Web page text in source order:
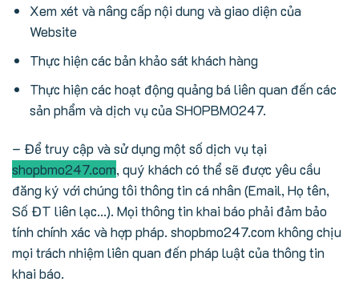
Xem xét và nâng cấp nội dung và giao diện của
Website
Thực hiện các bản khảo sát khách hàng
Thực hiện các hoạt động quảng bá liên quan đến các
sản phẩm và dịch vụ của SHOPBMO247.
– Để truy cập và sử dụng một số dịch vụ tại
shopbmo247.com, quý khách có thể sẽ được yêu cầu
đăng ký với chúng tôi thông tin cá nhân (Email, Họ tên,
Số ĐT liên lạc…). Mọi thông tin khai báo phải đảm bảo
tính chính xác và hợp pháp. shopbmo247.com không chịu
mọi trách nhiệm liên quan đến pháp luật của thông tin
khai báo.